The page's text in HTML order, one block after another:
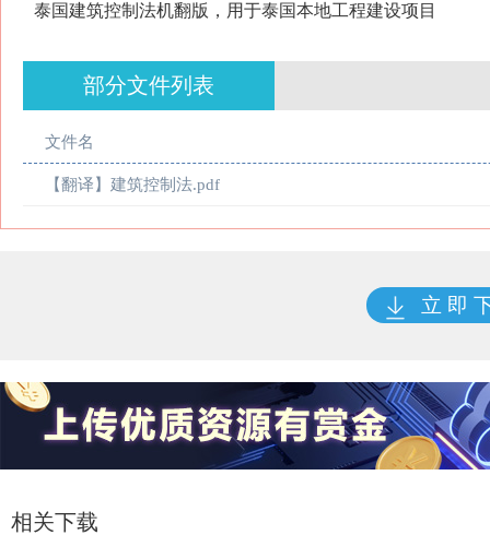
泰国建筑控制法机翻版，用于泰国本地工程建设项目
部分文件列表
文件名
【翻译】建筑控制法.pdf
立 即
相关下载